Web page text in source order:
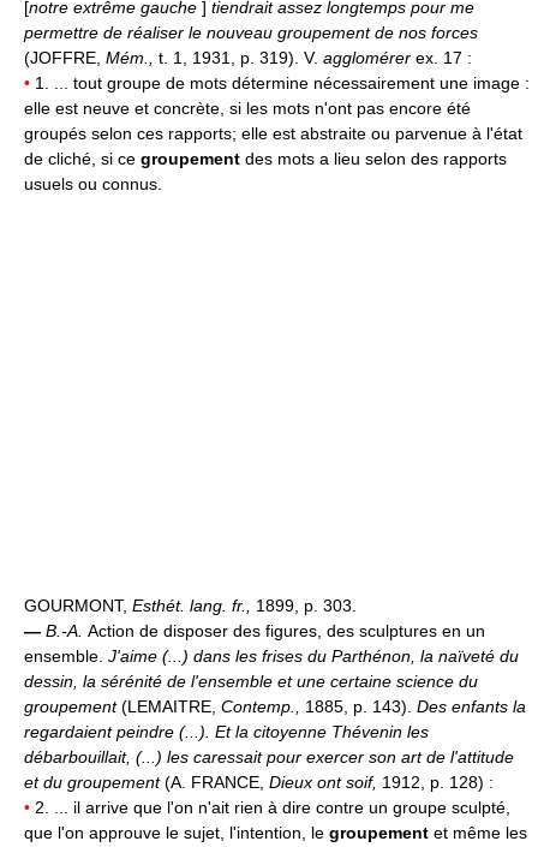
[notre extrême gauche ] tiendrait assez longtemps pour me
permettre de réaliser le nouveau groupement de nos forces
(JOFFRE, Mém., t. 1, 1931, p. 319). V. agglomérer ex. 17 :
• 1. ... tout groupe de mots détermine nécessairement une image :
elle est neuve et concrète, si les mots n'ont pas encore été
groupés selon ces rapports; elle est abstraite ou parvenue à l'état
de cliché, si ce groupement des mots a lieu selon des rapports
usuels ou connus.
GOURMONT, Esthét. lang. fr., 1899, p. 303.
— B.-A. Action de disposer des figures, des sculptures en un
ensemble. J'aime (...) dans les frises du Parthénon, la naïveté du
dessin, la sérénité de l'ensemble et une certaine science du
groupement(LEMAITRE, Contemp., 1885, p. 143). Des enfants la
regardaient peindre (...). Et la citoyenne Thévenin les
débarbouillait, (...) les caressait pour exercer son art de l'attitude
et du groupement(A. FRANCE, Dieux ont soif, 1912, p. 128) :
• 2. ... il arrive que l'on n'ait rien à dire contre un groupe sculpté,
que l'on approuve le sujet, l'intention, le groupement et même les